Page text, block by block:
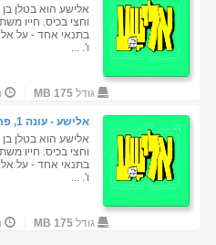
וחצי בכיס. חייו
בתנאי אחד - על
ו'. ...
גודל175 MB
אלישע - עונה 1, פרק 1
וחצי בכיס. חייו
בתנאי אחד - על
ו'. ...
גודל175 MB